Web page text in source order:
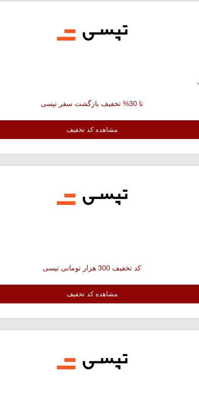
تا 30% تخفیف بازگشت سفر تپسی
مشاهده کد تخفیف
کد تخفیف 300 هزار تومانی تپسی
مشاهده کد تخفیف